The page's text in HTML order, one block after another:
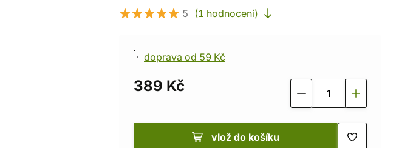
5
(1 hodnocení)
doprava od 59 Kč
389 Kč
vlož do košíku